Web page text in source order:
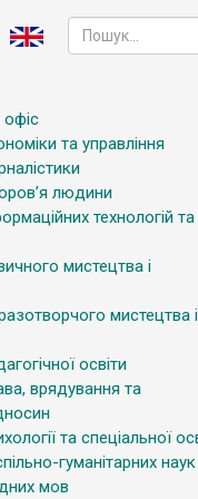
та управління
людини
технологій та
мистецтва і
мистецтва і
освіти
врядування та
та спеціальної
гуманітарних наук
мов